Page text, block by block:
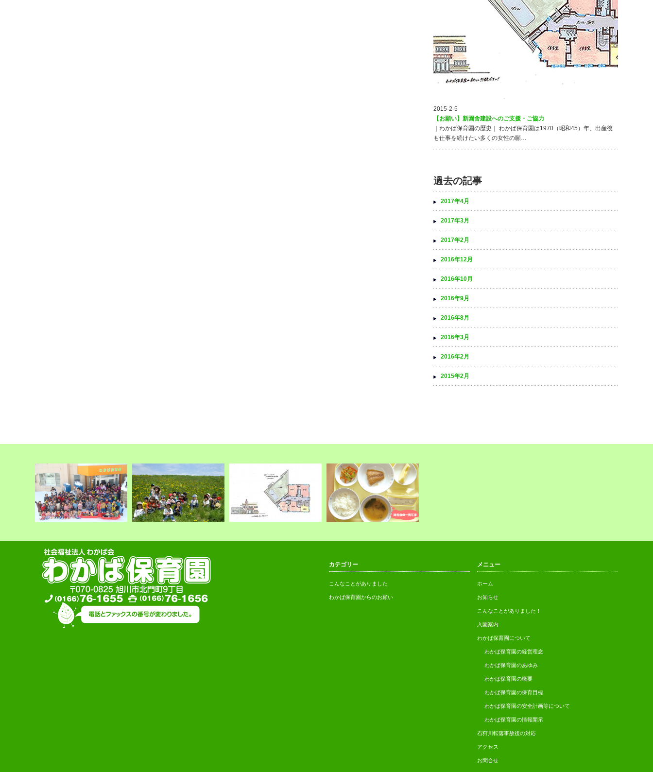
2015-2-5
【お願い】新園舎建設へのご支援・ご協力
｜わかば保育園の歴史｜ わかば保育園は1970（昭和45）年、出産後
も仕事を続けたい多くの女性の願…
過去の記事
2017年4月
2017年3月
2017年2月
2016年12月
2016年10月
2016年9月
2016年8月
2016年3月
2016年2月
2015年2月
懐かしい園舎31年間どうもあり
がとう！
わかば保育園のイベント 給食で大切にしていること
カテゴリー
こんなことがありました
わかば保育園からのお願い
メニュー
ホーム
お知らせ
こんなことがありました！
入園案内
わかば保育園について
わかば保育園の経営理念
わかば保育園のあゆみ
わかば保育園の概要
わかば保育園の保育目標
わかば保育園の安全計画等について
わかば保育園の情報開示
石狩川転落事故後の対応
アクセス
お問合せ